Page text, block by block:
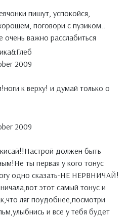
пишут, успокойся,
поговори с пузиком..
очень важно расслабиться
2009
к верху! и думай только о
2009
должен быть
ты первая у кого тонус
одно сказать-НЕ НЕРВНИЧАЙ!
этот самый тонус и
ляг поудобнее,посмотри
и все у тебя будет